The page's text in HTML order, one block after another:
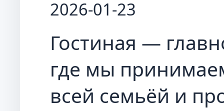
2026-01-23
Гостиная —
где мы
всей семьёй и